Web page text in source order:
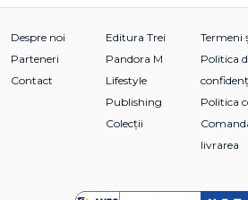
Despre noi
Parteneri
Contact
Editura Trei
Pandora M
Lifestyle
Publishing
Colecții
Termeni
Politica
Politica
livrarea